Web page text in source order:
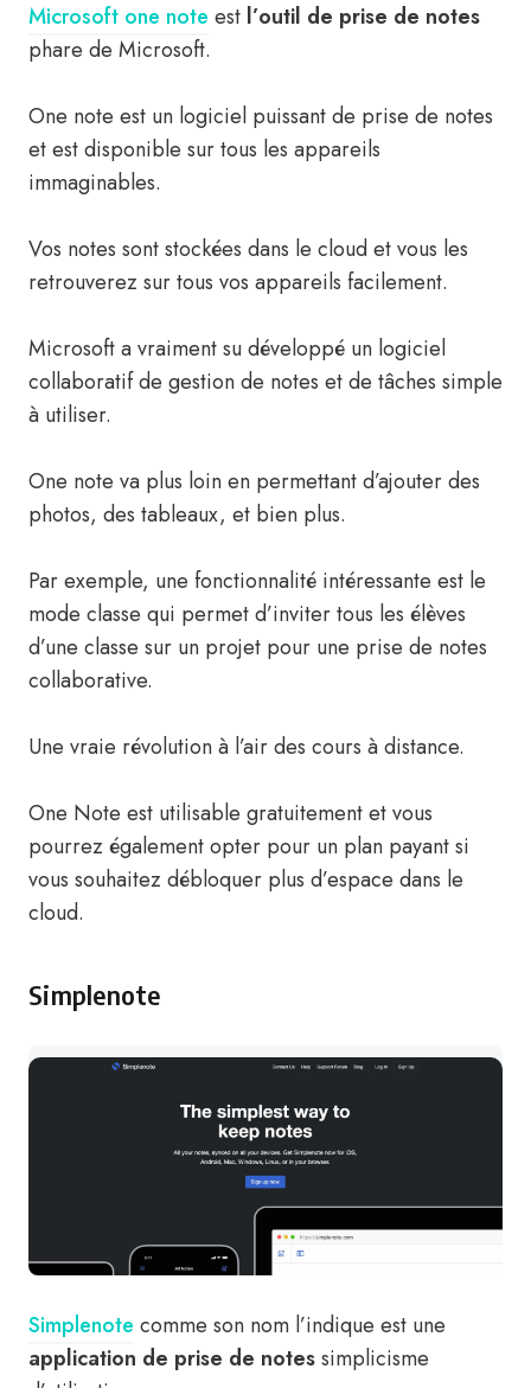
Microsoft one note est l’outil de prise de notes
phare de Microsoft.
One note est un logiciel puissant de prise de notes
et est disponible sur tous les appareils
immaginables.
Vos notes sont stockées dans le cloud et vous les
retrouverez sur tous vos appareils facilement.
Microsoft a vraiment su développé un logiciel
collaboratif de gestion de notes et de tâches simple
à utiliser.
One note va plus loin en permettant d’ajouter des
photos, des tableaux, et bien plus.
Par exemple, une fonctionnalité intéressante est le
mode classe qui permet d’inviter tous les élèves
d’une classe sur un projet pour une prise de notes
collaborative.
Une vraie révolution à l’air des cours à distance.
One Note est utilisable gratuitement et vous
pourrez également opter pour un plan payant si
vous souhaitez débloquer plus d’espace dans le
cloud.
Simplenote
Simplenote comme son nom l’indique est une
application de prise de notessimplicisme